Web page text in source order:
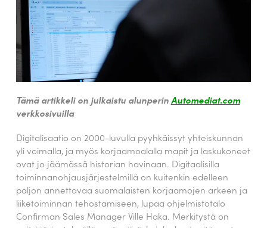
Tämä artikkeli on julkaistu alunperinAutomediat.com
verkkosivuilla
Digitalisaatio on 2000-luvulla pyyhkäissyt yhteiskunnan
yli voimalla, ja myös korjaamoalalla mapit ja laskukoneet
ovat jo jäämässä historian havinaan. Digitaalisilla
toiminnanohjausjärjestelmillä on kuitenkin edelleen
paljon annettavaa suomalaisten korjaamojen arkeen ja
liiketoiminnan tehostamiseen, lupaa ohjelmistotalo
Confirman Sales Manager Ville Haka. Merkitystä on